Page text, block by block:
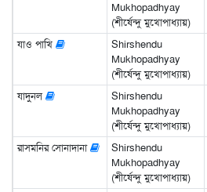
Mukhopadhyay
(শীর্ষেন্দু মুখোপাধ্যায়)
যাও পাখি
Shirshendu
Mukhopadhyay
(শীর্ষেন্দু মুখোপাধ্যায়)
যাদুনল
Shirshendu
Mukhopadhyay
(শীর্ষেন্দু মুখোপাধ্যায়)
রাসমনির সোনাদানা
Shirshendu
Mukhopadhyay
(শীর্ষেন্দু মুখোপাধ্যায়)